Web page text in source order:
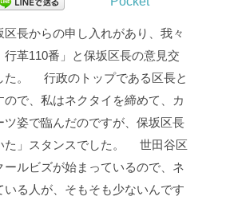
長からの申し入れがあり、我々
行革110番」と保坂区長の意見交
。
行政のトップである区長と
ので、私はネクタイを締めて、カ
ツ姿で臨んだのですが、保坂区長
」スタンスでした。
世田谷区
ールビズが始まっているので、ネ
いる人が、そもそも少ないんです